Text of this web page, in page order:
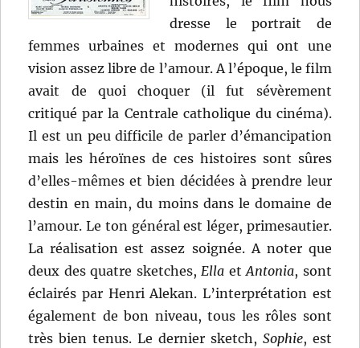
dresse le portrait de
femmes urbaines et modernes qui ont une
vision assez libre de l’amour. A l’époque, le film
avait de quoi choquer (il fut sévèrement
critiqué par la Centrale catholique du cinéma).
Il est un peu difficile de parler d’émancipation
mais les héroïnes de ces histoires sont sûres
d’elles-mêmes et bien décidées à prendre leur
destin en main, du moins dans le domaine de
l’amour. Le ton général est léger, primesautier.
La réalisation est assez soignée. A noter que
deux des quatre sketches,Ella etAntonia, sont
éclairés par Henri Alekan. L’interprétation est
également de bon niveau, tous les rôles sont
très bien tenus. Le dernier sketch, Sophie, est